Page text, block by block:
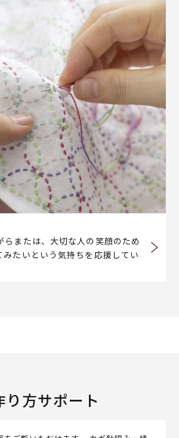
らまたは、大切な人の笑顔のため
みたいという気持ちを応援してい
り方サポート